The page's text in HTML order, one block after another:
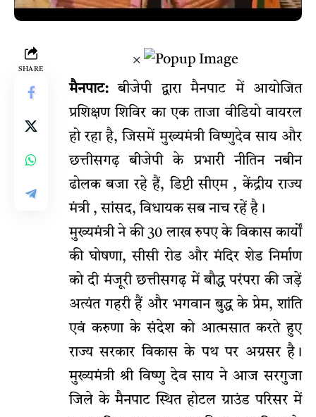
SHARE
×
मैनपाट: बीजेपी द्वारा मैनपाट में आयोजित
प्रशिक्षण शिविर का एक ताजा वीडियो वायरल
हो रहा है, जिसमें मुख्यमंत्री विष्णुदेव साय और
छत्तीसगढ़ बीजेपी के प्रभारी नीतिन नबीन
ढोलक बजा रहे हैं, डिप्टी सीएम , केंद्रीय राज्य
मंत्री , सांसद, विधायक सब नाच रहें है।
मुख्यमंत्री ने की 30 लाख रुपए के विकास कार्यों
की घोषणा, सीसी रोड और मंदिर शेड निर्माण
को दी मंजूरी छत्तीसगढ़ में बौद्ध परंपरा की जड़ें
अत्यंत गहरी हैं और भगवान बुद्ध के प्रेम, शांति
एवं करुणा के संदेश को आत्मसात करते हुए
राज्य सरकार विकास के पथ पर अग्रसर है।
मुख्यमंत्री श्री विष्णु देव साय ने आज सरगुजा
जिले के मैनपाट स्थित होटल ग्राउंड परिसर में